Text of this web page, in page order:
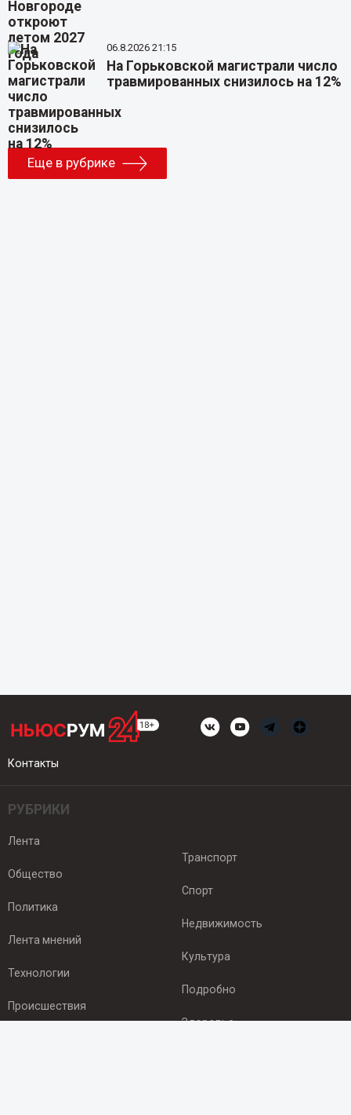
06.8.2026 21:15
На Горьковской магистрали число
травмированных снизилось на 12%
Еще в рубрике
Контакты
РУБРИКИ
Лента
Общество
Политика
Лента мнений
Технологии
Происшествия
Транспорт
Спорт
Недвижимость
Культура
Подробно
Здоровье